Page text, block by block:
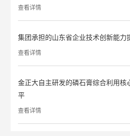
查看详情
集团承担的山东省企业技术创新能力
查看详情
金正大自主研发的磷石膏综合利用核
平
查看详情